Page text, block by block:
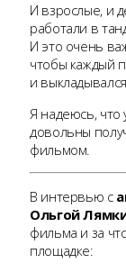
И взрослые, и
работали в
И это очень
чтобы каждый
и
Я надеюсь, что
довольны
фильмом.
В интервью с
Ольгой
фильма и за
площадке: